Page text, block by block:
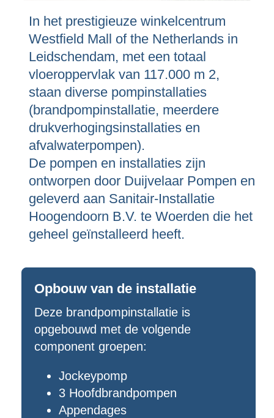
In het prestigieuze winkelcentrum
Westfield Mall of the Netherlands in
Leidschendam, met een totaal
vloeroppervlak van 117.000 m 2,
staan diverse pompinstallaties
(brandpompinstallatie, meerdere
drukverhogingsinstallaties en
afvalwaterpompen).
De pompen en installaties zijn
ontworpen door Duijvelaar Pompen en
geleverd aan Sanitair-Installatie
Hoogendoorn B.V. te Woerden die het
geheel geïnstalleerd heeft.
Opbouw van de installatie
Deze brandpompinstallatie is
opgebouwd met de volgende
component groepen:
Jockeypomp
3 Hoofdbrandpompen
Appendages